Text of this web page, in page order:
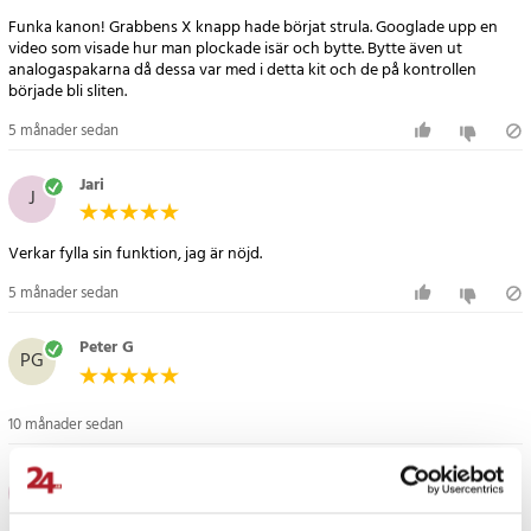
Funka kanon! Grabbens X knapp hade börjat strula. Googlade upp en
video som visade hur man plockade isär och bytte. Bytte även ut
analogaspakarna då dessa var med i detta kit och de på kontrollen
började bli sliten.
5 månader sedan
J Jari
Verkar fylla sin funktion, jag är nöjd.
5 månader sedan
PG Peter G
10 månader sedan
DG